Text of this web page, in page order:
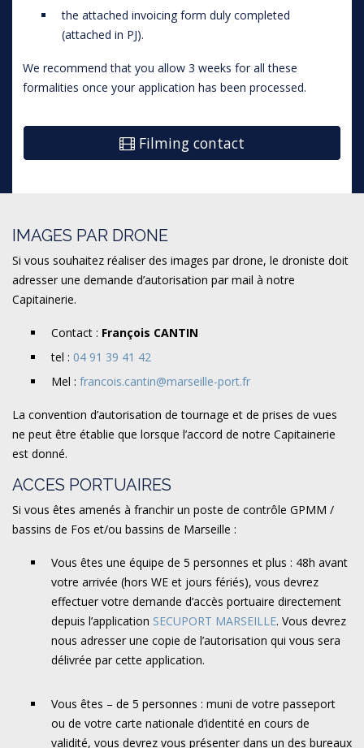
the attached invoicing form duly completed
(attached in PJ).
We recommend that you allow 3 weeks for all these
formalities once your application has been processed.
Filming contact
IMAGES PAR DRONE
Si vous souhaitez réaliser des images par drone, le droniste doit
adresser une demande d’autorisation par mail à notre
Capitainerie.
Contact : François CANTIN
tel : 04 91 39 41 42
Mel : francois.cantin@marseille-port.fr
La convention d’autorisation de tournage et de prises de vues
ne peut être établie que lorsque l’accord de notre Capitainerie
est donné.
ACCES PORTUAIRES
Si vous êtes amenés à franchir un poste de contrôle GPMM /
bassins de Fos et/ou bassins de Marseille :
Vous êtes une équipe de 5 personnes et plus : 48h avant
votre arrivée (hors WE et jours fériés), vous devrez
effectuer votre demande d’accès portuaire directement
depuis l’application SECUPORT MARSEILLE. Vous devrez
nous adresser une copie de l’autorisation qui vous sera
délivrée par cette application.
Vous êtes – de 5 personnes : muni de votre passeport
ou de votre carte nationale d’identité en cours de
validité, vous devrez vous présenter dans un des bureaux